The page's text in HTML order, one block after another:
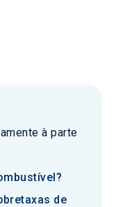
à parte
de